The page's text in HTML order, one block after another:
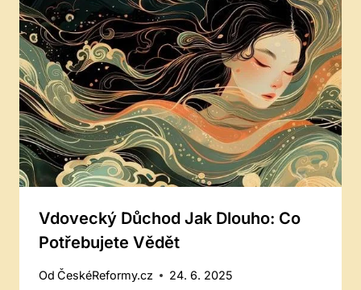
Vdovecký Důchod Jak Dlouho: Co
Potřebujete Vědět
Od ČeskéReformy.cz 24. 6. 2025